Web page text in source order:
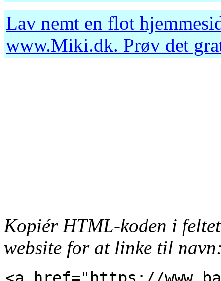
Lav nemt en flot
www.Miki.dk. Prøv det
Kopiér HTML-koden i
website for at linke til